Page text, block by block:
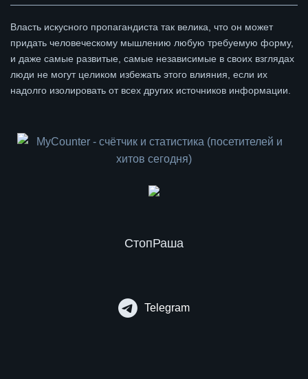
Власть искусного пропагандиста так велика, что он может
придать человеческому мышлению любую требуемую форму,
и даже самые развитые, самые независимые в своих взглядах
люди не могут целиком избежать этого влияния, если их
надолго изолировать от всех других источников информации.
СтопРаша
Telegram